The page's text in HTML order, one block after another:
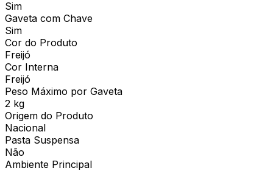
Sim
Gaveta com Chave
Sim
Cor do Produto
Freijó
Cor Interna
Freijó
Peso Máximo por Gaveta
2 kg
Origem do Produto
Nacional
Pasta Suspensa
Não
Ambiente Principal